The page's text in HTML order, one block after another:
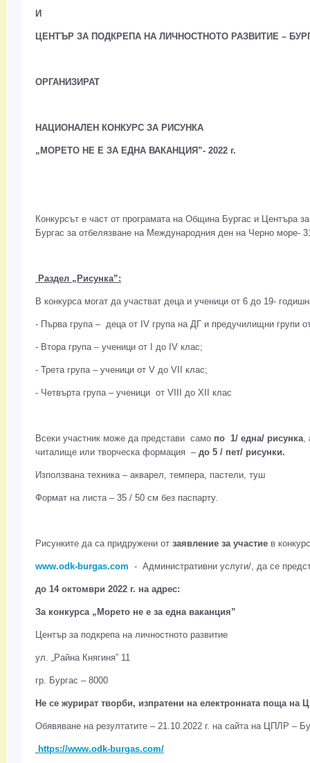
И
ЦЕНТЪР ЗА ПОДКРЕПА НА ЛИЧНОСТНОТО РАЗВИТИЕ –
ОРГАНИЗИРАТ
НАЦИОНАЛЕН КОНКУРС ЗА РИСУНКА
„МОРЕТО НЕ Е ЗА ЕДНА ВАКАНЦИЯ”- 2022 г.
Конкурсът е част от програмата на Община Бургас и Центъра
Бургас за отбелязване на Международния ден на Черно море-
Раздел „Рисунка”:
В конкурса могат да участват деца и ученици от 6 до 19-
- Първа група – деца от IV група на ДГ и предучилищни групи
- Втора група – ученици от I до IV клас;
- Трета група – ученици от V до VII клас;
- Четвърта група – ученици от VIII до ХII клас
Всеки участник може да представи само по 1/ една/ рисунка
читалище или творческа формация –до 5 / пет/ рисунки.
Използвана техника – акварел, темпера, пастели, туш
Формат на листа – 35 / 50 см без паспарту.
Рисунките да са придружени от заявление за участие в
www.odk-burgas.com - Административни услуги/, да се
до 14 октомври 2022 г. на адрес:
За конкурса „Морето не е за една ваканция”
Център за подкрепа на личностното развитие
ул. „Райна Княгиня” 11
гр. Бургас – 8000
Не се журират творби, изпратени на електронната поща на
Обявяване на резултатите – 21.10.2022 г. на сайта на ЦПЛР –
https://www.odk-burgas.com/